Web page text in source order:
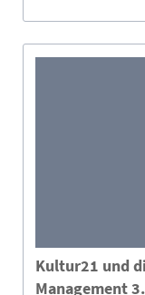
Kultur21 und
Management